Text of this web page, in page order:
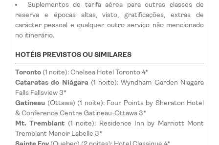
Suplementos de tarifa aérea para outras classes de
reserva e épocas altas, visto, gratificações, extras de
carácter pessoal e qualquer outro serviço não mencionado
no itinerário.
HOTÉIS PREVISTOS OU SIMILARES
Toronto (1 noite): Chelsea Hotel Toronto 4*
Cataratas do Niágara (1 noite): Wyndham Garden Niagara
Falls Fallsview 3*
Gatineau (Ottawa) (1 noite): Four Points by Sheraton Hotel
& Conference Centre Gatineau-Ottawa 3*
Mt. Tremblant (1 noite): Residence Inn by Marriott Mont
Tremblant Manoir Labelle 3*